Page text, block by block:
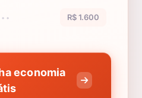
R$ 1.600
economia